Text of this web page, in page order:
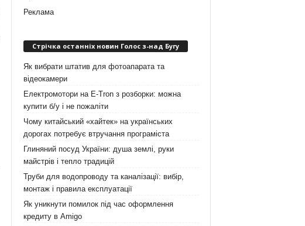
Реклама
Стрічка останніх новин Голос з-над Бугу
Як вибрати штатив для фотоапарата та
відеокамери
Електромотори на E-Tron з розборки: можна
купити б/у і не пожаліти
Чому китайський «хайтек» на українських
дорогах потребує втручання програміста
Глиняний посуд України: душа землі, руки
майстрів і тепло традицій
Труби для водопроводу та каналізації: вибір,
монтаж і правила експлуатації
Як уникнути помилок під час оформлення
кредиту в Amigo